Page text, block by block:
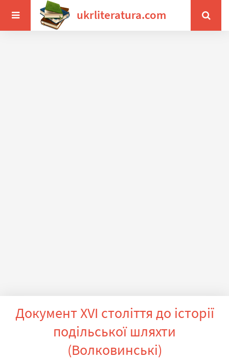
ukrliteratura.com
Документ XVI століття до історії
подільської шляхти
(Волковинські)